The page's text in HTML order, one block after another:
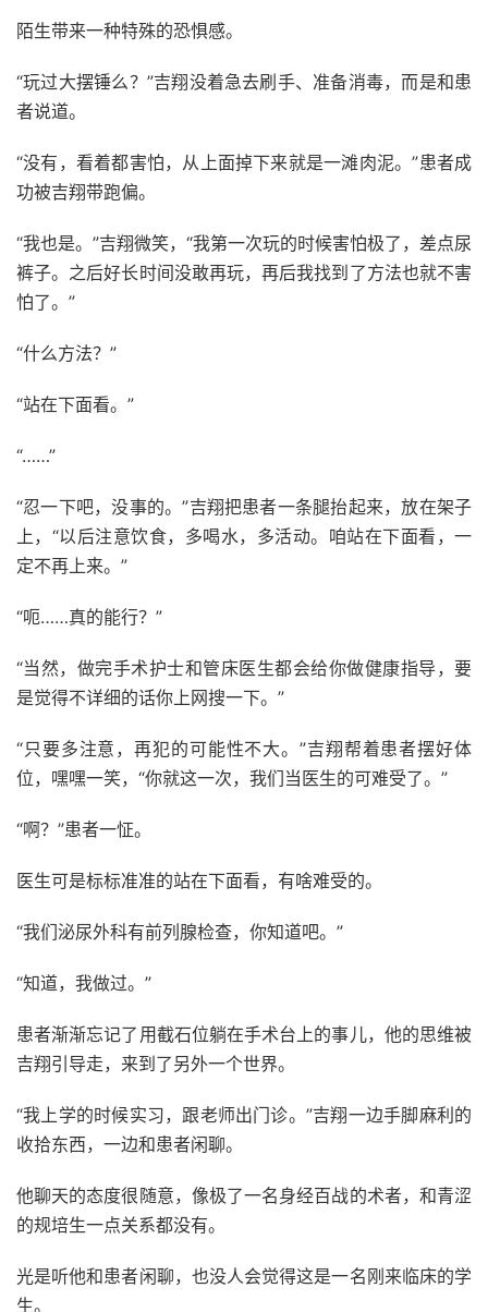
陌生带来一种特殊的恐惧感。
“玩过大摆锤么？”吉翔没着急去刷手、准备消毒，而是和患
者说道。
“没有，看着都害怕，从上面掉下来就是一滩肉泥。”患者成
功被吉翔带跑偏。
“我也是。”吉翔微笑，“我第一次玩的时候害怕极了，差点尿
裤子。之后好长时间没敢再玩，再后我找到了方法也就不害
怕了。”
“什么方法？”
“站在下面看。”
“……”
“忍一下吧，没事的。”吉翔把患者一条腿抬起来，放在架子
上，“以后注意饮食，多喝水，多活动。咱站在下面看，一
定不再上来。”
“呃……真的能行？”
“当然，做完手术护士和管床医生都会给你做健康指导，要
是觉得不详细的话你上网搜一下。”
“只要多注意，再犯的可能性不大。”吉翔帮着患者摆好体
位，嘿嘿一笑，“你就这一次，我们当医生的可难受了。”
“啊？”患者一怔。
医生可是标标准准的站在下面看，有啥难受的。
“我们泌尿外科有前列腺检查，你知道吧。”
“知道，我做过。”
患者渐渐忘记了用截石位躺在手术台上的事儿，他的思维被
吉翔引导走，来到了另外一个世界。
“我上学的时候实习，跟老师出门诊。”吉翔一边手脚麻利的
收拾东西，一边和患者闲聊。
他聊天的态度很随意，像极了一名身经百战的术者，和青涩
的规培生一点关系都没有。
光是听他和患者闲聊，也没人会觉得这是一名刚来临床的学
生。